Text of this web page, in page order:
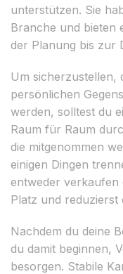
unterstützen. Sie
Branche und bieten
der Planung bis zur
Um sicherzustellen,
persönlichen
werden, solltest du
Raum für Raum
die mitgenommen
einigen Dingen
entweder verkaufen
Platz und reduzierst
Nachdem du deine
du damit beginnen,
besorgen. Stabile